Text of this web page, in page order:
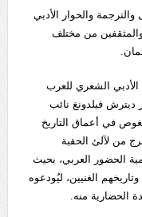
والحوار الأدبي
والمثقفين من مختلف
الشعري للعرب
فيلدونغ نائب
في أعماق التاريخ
من لآلئ الحقبة
الحضور العربي، بحيث
الغنيين، ليُودعوه
الحضارية منه.